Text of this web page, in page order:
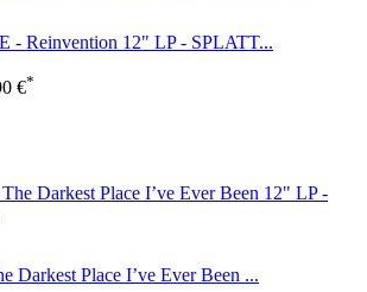
- Reinvention 12" LP - SPLATT...
€*
Place I’ve Ever Been ...